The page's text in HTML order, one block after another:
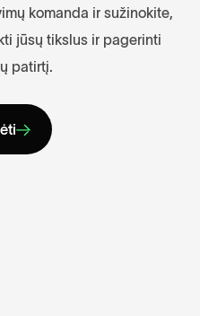
imų komanda ir sužinokite,
ti jūsų tikslus ir pagerinti
ų patirtį.